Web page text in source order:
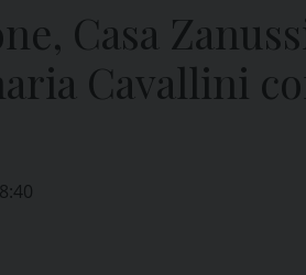
Casa
Cavallini